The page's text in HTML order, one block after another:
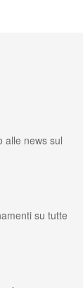
alle news sul
su tutte